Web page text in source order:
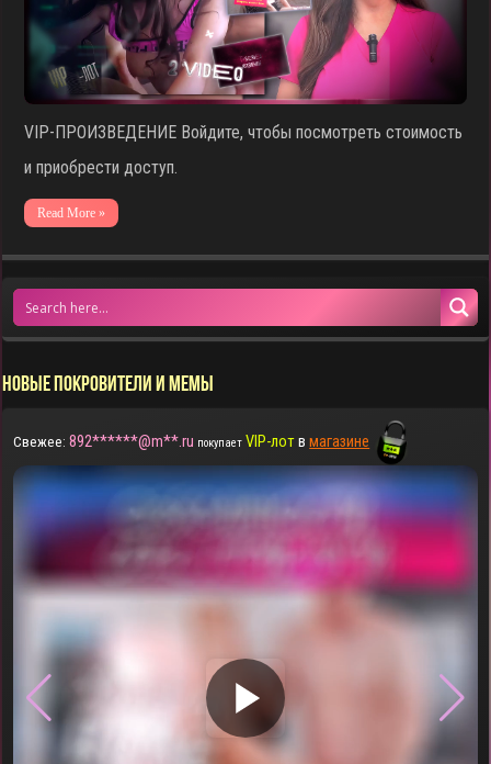
VIP-ПРОИЗВЕДЕНИЕ Войдите, чтобы посмотреть стоимость
и приобрести доступ.
Read More »
НОВЫЕ ПОКРОВИТЕЛИ И МЕМЫ
Свежее: 892******@m**.ru покупает VIP-лотвмагазине
▶